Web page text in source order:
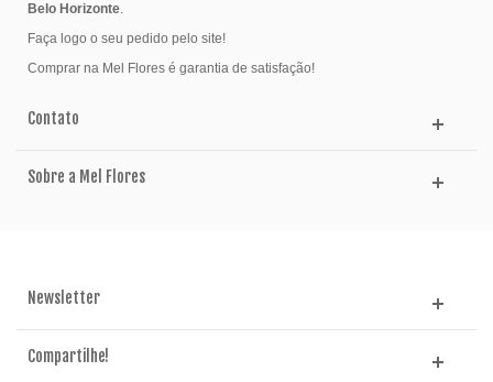
Belo Horizonte.
Faça logo o seu pedido pelo site!
Comprar na Mel Flores é garantia de satisfação!
Contato
Sobre a Mel Flores
Newsletter
Compartilhe!